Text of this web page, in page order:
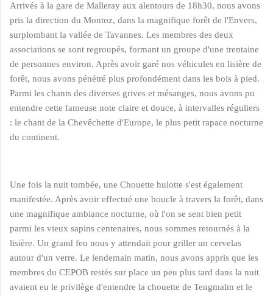
Arrivés à la gare de Malleray aux alentours de 18h30, nous avons
pris la direction du Montoz, dans la magnifique forêt de l'Envers,
surplombant la vallée de Tavannes. Les membres des deux
associations se sont regroupés, formant un groupe d'une trentaine
de personnes environ. Après avoir garé nos véhicules en lisière de
forêt, nous avons pénétré plus profondément dans les bois à pied.
Parmi les chants des diverses grives et mésanges, nous avons pu
entendre cette fameuse note claire et douce, à intervalles réguliers
: le chant de la Chevêchette d'Europe, le plus petit rapace nocturne
du continent.
Une fois la nuit tombée, une Chouette hulotte s'est également
manifestée. Après avoir effectué une boucle à travers la forêt, dans
une magnifique ambiance nocturne, où l'on se sent bien petit
parmi les vieux sapins centenaires, nous sommes retournés à la
lisière. Un grand feu nous y attendait pour griller un cervelas
autour d'un verre. Le lendemain matin, nous avons appris que les
membres du CEPOB restés sur place un peu plus tard dans la nuit
avaient eu le privilège d'entendre la chouette de Tengmalm et le